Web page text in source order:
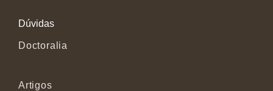
Dúvidas
Doctoralia
Artigos